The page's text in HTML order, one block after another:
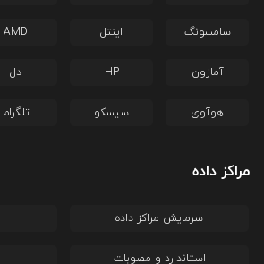
سامسونگ اینتل AMD
آمازون HP دل
هوآوی سیسکو تلگرام
مراکز داده
سرمایش مراکز داده
استاندارد و مصوبات